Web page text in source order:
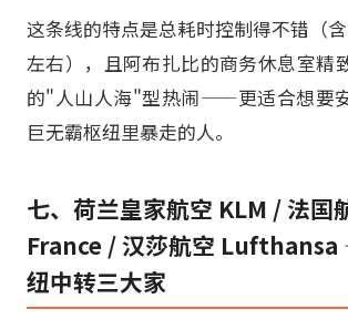
这条线的特点是总耗时控制得不错（
左右），且阿布扎比的商务休息室精
的"人山人海"型热闹——更适合想要
巨无霸枢纽里暴走的人。
七、荷兰皇家航空 KLM / 法国
France / 汉莎航空
纽中转三大家